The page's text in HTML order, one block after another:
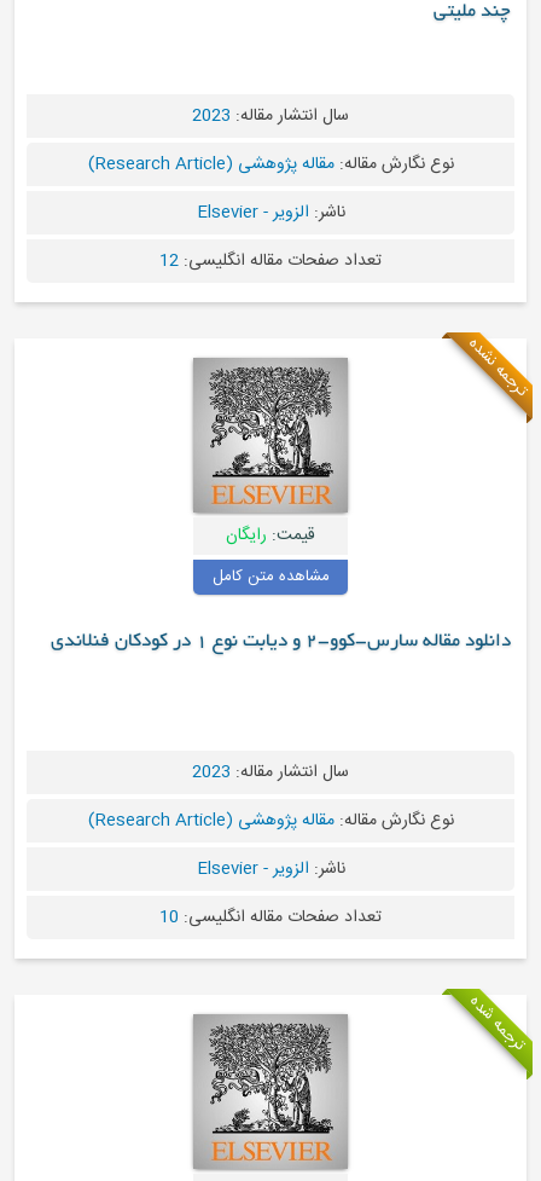
سال انتشار مقاله:2023
نوع نگارش مقاله:مقاله پژوهشی (Research Article)
الزویر - Elsevier
تعداد صفحات مقاله انگلیسی:12
رایگان
مشاهده متن کامل
کوو-2 و دیابت نوع 1 در کودکان فنلاندی
سال انتشار مقاله:2023
نوع نگارش مقاله:مقاله پژوهشی (Research Article)
الزویر - Elsevier
تعداد صفحات مقاله انگلیسی:10